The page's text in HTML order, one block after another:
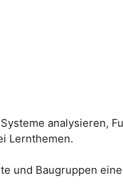
analysieren,
Lernthemen.
und Baugruppen